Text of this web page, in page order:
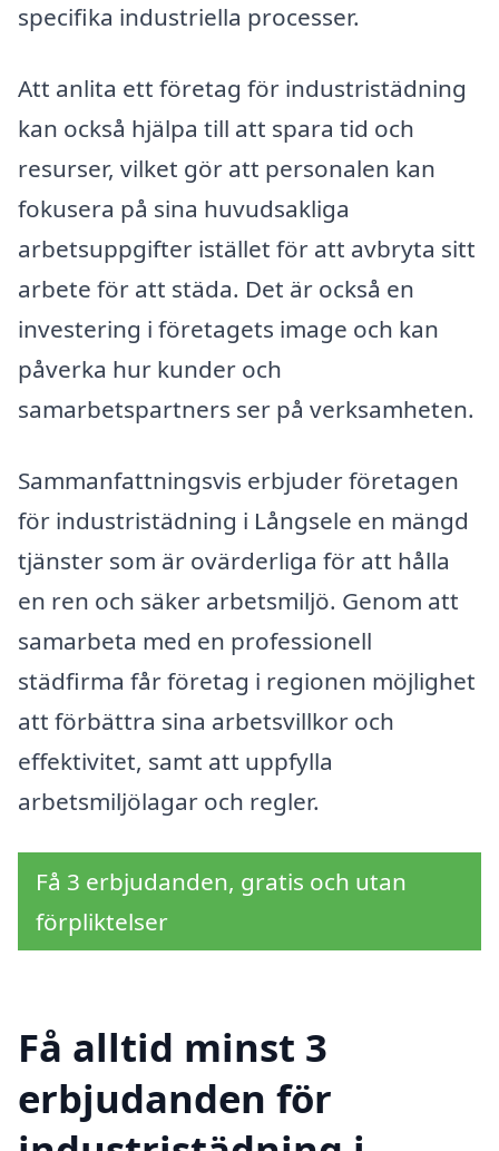
specifika industriella processer.
Att anlita ett företag för industristädning
kan också hjälpa till att spara tid och
resurser, vilket gör att personalen kan
fokusera på sina huvudsakliga
arbetsuppgifter istället för att avbryta sitt
arbete för att städa. Det är också en
investering i företagets image och kan
påverka hur kunder och
samarbetspartners ser på verksamheten.
Sammanfattningsvis erbjuder företagen
för industristädning i Långsele en mängd
tjänster som är ovärderliga för att hålla
en ren och säker arbetsmiljö. Genom att
samarbeta med en professionell
städfirma får företag i regionen möjlighet
att förbättra sina arbetsvillkor och
effektivitet, samt att uppfylla
arbetsmiljölagar och regler.
Få 3 erbjudanden, gratis och utan
förpliktelser
Få alltid minst 3
erbjudanden för